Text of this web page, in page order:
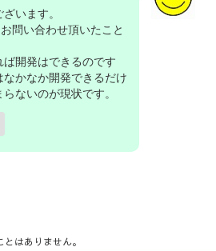
います。
問い合わせ頂いたこと
ば開発はできるのです
なかなか開発できるだけ
ないのが現状です。
はありません。